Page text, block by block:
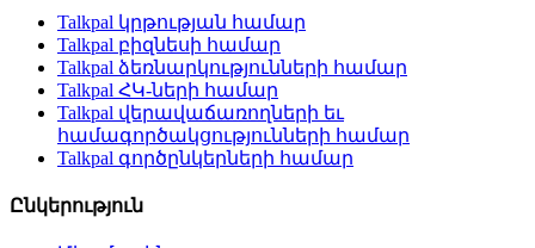
Talkpal կրթության համար
Talkpal բիզնեսի համար
Talkpal ձեռնարկությունների համար
Talkpal ՀԿ-ների համար
Talkpal վերավաճառողների եւ
համագործակցությունների համար
Talkpal գործընկերների համար
Ընկերություն